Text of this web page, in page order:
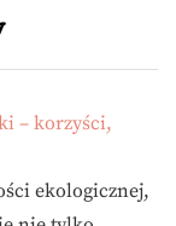
– korzyści,
ekologicznej,